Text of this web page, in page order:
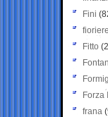
Fini
fioriere
Fitto
Forza
frana